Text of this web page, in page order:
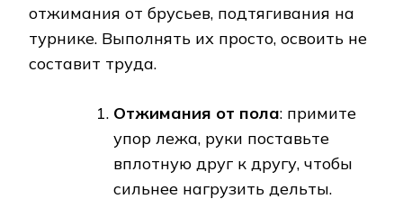
отжимания от брусьев, подтягивания на
турнике. Выполнять их просто, освоить не
составит труда.
Отжимания от пола: примите
упор лежа, руки поставьте
вплотную друг к другу, чтобы
сильнее нагрузить дельты.